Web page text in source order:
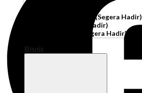
(Segera Hadir)
(Segera Hadir)
(Segera Hadir)
Bisnis